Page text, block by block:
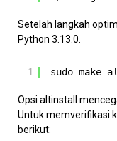
Setelah langkah
Python 3.13.0.
1 sudo make
Opsi altinstall
Untuk memverifikasi
berikut: